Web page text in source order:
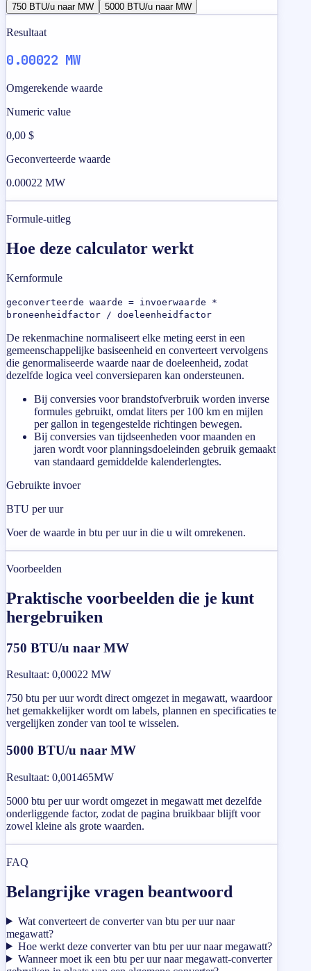
750 BTU/u naar MW 5000 BTU/u naar MW
Resultaat
0.00022 MW
Omgerekende waarde
Numeric value
0,00 $
Geconverteerde waarde
0.00022 MW
Formule-uitleg
Hoe deze calculator werkt
Kernformule
geconverteerde waarde = invoerwaarde *
broneenheidfactor / doeleenheidfactor
De rekenmachine normaliseert elke meting eerst in een
gemeenschappelijke basiseenheid en converteert vervolgens
die genormaliseerde waarde naar de doeleenheid, zodat
dezelfde logica veel conversieparen kan ondersteunen.
Bij conversies voor brandstofverbruik worden inverse
formules gebruikt, omdat liters per 100 km en mijlen
per gallon in tegengestelde richtingen bewegen.
Bij conversies van tijdseenheden voor maanden en
jaren wordt voor planningsdoeleinden gebruik gemaakt
van standaard gemiddelde kalenderlengtes.
Gebruikte invoer
BTU per uur
Voer de waarde in btu per uur in die u wilt omrekenen.
Voorbeelden
Praktische voorbeelden die je kunt
hergebruiken
750 BTU/u naar MW
Resultaat: 0,00022 MW
750 btu per uur wordt direct omgezet in megawatt, waardoor
het gemakkelijker wordt om labels, plannen en specificaties te
vergelijken zonder van tool te wisselen.
5000 BTU/u naar MW
Resultaat: 0,001465MW
5000 btu per uur wordt omgezet in megawatt met dezelfde
onderliggende factor, zodat de pagina bruikbaar blijft voor
zowel kleine als grote waarden.
FAQ
Belangrijke vragen beantwoord
Wat converteert de converter van btu per uur naar
megawatt?
Hoe werkt deze converter van btu per uur naar megawatt?
Wanneer moet ik een btu per uur naar megawatt-converter